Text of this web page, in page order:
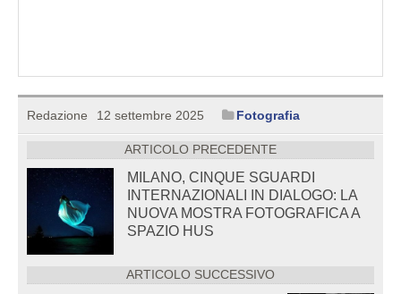
Redazione 12 settembre 2025 Fotografia
ARTICOLO PRECEDENTE
MILANO, CINQUE SGUARDI
INTERNAZIONALI IN DIALOGO: LA
NUOVA MOSTRA FOTOGRAFICA A
SPAZIO HUS
ARTICOLO SUCCESSIVO